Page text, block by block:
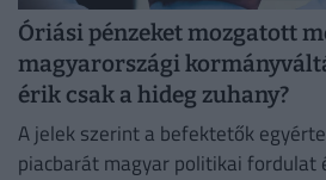
Óriási pénzeket mozgatott
magyarországi
érik csak a hideg zuhany?
A jelek szerint a befektetők
piacbarát magyar politikai fordulat